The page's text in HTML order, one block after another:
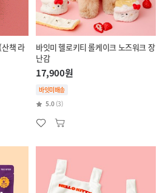
책 라
바잇미 헬로키티 롤케이크 노즈워크 장
난감
17,900원
바잇미배송
5.0 (3)